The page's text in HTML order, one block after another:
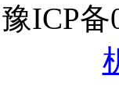
豫ICP